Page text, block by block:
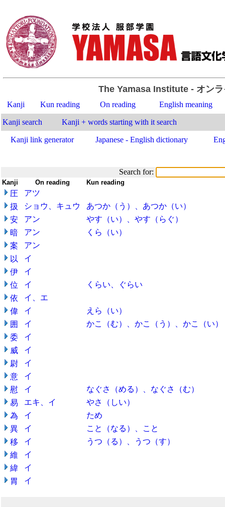
The Yamasa Institute- オンラ
Kanji Kun reading On reading English meaning
Kanji search Kanji + words starting with it search
Kanji link generator Japanese - English dictionary
Search for:
Kanji On reading Kun reading
圧
アツ
扱
ショウ、キュウ
あつか（う）、あつか（い）
安
アン
やす（い）、やす（らぐ）
暗
アン
くら（い）
案
アン
以
イ
伊
イ
位
イ
くらい、ぐらい
依
イ、エ
偉
イ
えら（い）
囲
イ
かこ（む）、かこ（う）、かこ（い）
委
イ
威
イ
尉
イ
意
イ
慰
イ
なぐさ（める）、なぐさ（む）
易
エキ、イ
やさ（しい）
為
イ
ため
異
イ
こと（なる）、こと
移
イ
うつ（る）、うつ（す）
維
イ
緯
イ
胃
イ